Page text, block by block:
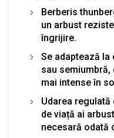
Berberis
un arbust
îngrijire.
Se adaptează
sau
mai intense în
Udarea
de viață ai
necesară odată